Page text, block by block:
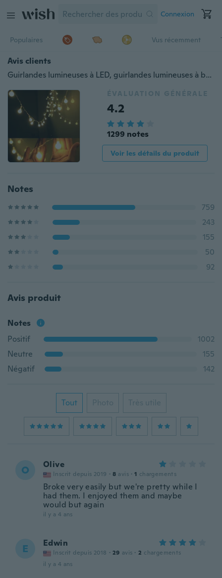
Connexion
Populaires Vus récemment
Avis clients
Guirlandes lumineuses à LED, guirlandes lumineuses à boules blanches chaudes, lumières étoilées décoratives imperméables pour les fêtes sur le patio de la chambre, à piles
ÉVALUATION GÉNÉRALE
4.2
1299 notes
Voir les détails du produit
Notes
759
243
155
50
92
Avis produit
Notes
Positif
1002
Neutre
155
Négatif
142
Tout Photo Très utile
O Olive
Inscrit depuis 2019 · 8 avis · 1 chargements
Broke very easily but we're pretty while I
had them. I enjoyed them and maybe
would but again
il y a 4 ans
E Edwin
Inscrit depuis 2018 · 29 avis · 2 chargements
il y a 4 ans